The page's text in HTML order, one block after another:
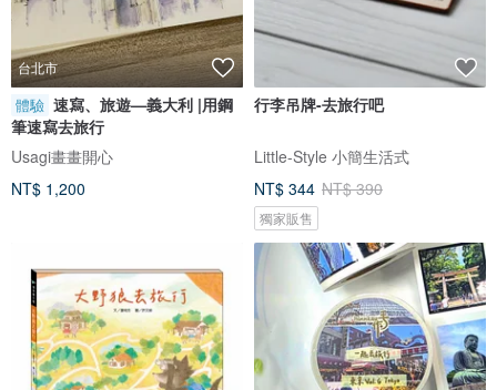
台北市
體驗 速寫、旅遊—義大利 |用鋼
筆速寫去旅行
Usagi畫畫開心
NT$ 1,200
行李吊牌-去旅行吧
Little-Style 小簡生活式
NT$ 344 NT$ 390
獨家販售